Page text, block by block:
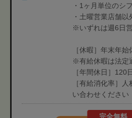
・1ヶ月単位のシ
・土曜営業店舗
※いずれは週6日
［休暇］年末年始
※有給休暇は法定
［年間休日］120日
［有給消化率］
い合わせください
完全無料